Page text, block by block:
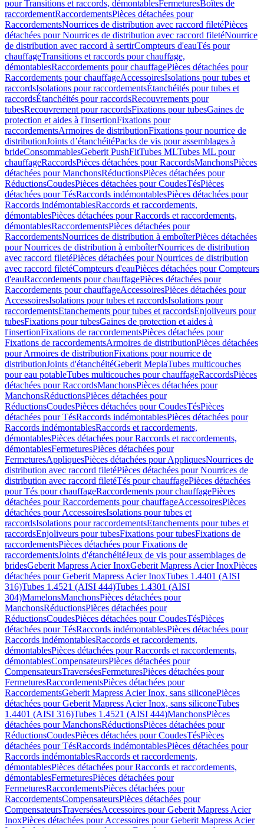
pour Transitions et raccords, démontablesFermeturesBoîtes de
raccordementRaccordementsPièces détachées pour
RaccordementsNourrices de distribution avec raccord filetéPièces
détachées pour Nourrices de distribution avec raccord filetéNourrice
de distribution avec raccord à sertirCompteurs d'eauTés pour
chauffageTransitions et raccords pour chauffage,
démontablesRaccordements pour chauffagePièces détachées pour
Raccordements pour chauffageAccessoiresIsolations pour tubes et
raccordsIsolations pour raccordementsÉtanchéités pour tubes et
raccordsÉtanchéités pour raccordsRecouvrements pour
tubesRecouvrement pour raccordsFixations pour tubesGaines de
protection et aides à l'insertionFixations pour
raccordementsArmoires de distributionFixations pour nourrice de
distributionJoints d’étanchéitéPacks de vis pour assemblages à
brideConsommablesGeberit PushFitTubes MLTubes ML pour
chauffageRaccordsPièces détachées pour RaccordsManchonsPièces
détachées pour ManchonsRéductionsPièces détachées pour
RéductionsCoudesPièces détachées pour CoudesTésPièces
détachées pour TésRaccords indémontablesPièces détachées pour
Raccords indémontablesRaccords et raccordements,
démontablesPièces détachées pour Raccords et raccordements,
démontablesRaccordementsPièces détachées pour
RaccordementsNourrices de distribution à emboîterPièces détachées
pour Nourrices de distribution à emboîterNourrices de distribution
avec raccord filetéPièces détachées pour Nourrices de distribution
avec raccord filetéCompteurs d'eauPièces détachées pour Compteurs
d'eauRaccordements pour chauffagePièces détachées pour
Raccordements pour chauffageAccessoiresPièces détachées pour
AccessoiresIsolations pour tubes et raccordsIsolations pour
raccordementsEtanchements pour tubes et raccordsEnjoliveurs pour
tubesFixations pour tubesGaines de protection et aides à
l'insertionFixations de raccordementsPièces détachées pour
Fixations de raccordementsArmoires de distributionPièces détachées
pour Armoires de distributionFixations pour nourrice de
distributionJoints d'étanchéitéGeberit MeplaTubes multicouches
pour eau potableTubes multicouches pour chauffageRaccordsPièces
détachées pour RaccordsManchonsPièces détachées pour
ManchonsRéductionsPièces détachées pour
RéductionsCoudesPièces détachées pour CoudesTésPièces
détachées pour TésRaccords indémontablesPièces détachées pour
Raccords indémontablesRaccords et raccordements,
démontablesPièces détachées pour Raccords et raccordements,
démontablesFermeturesPièces détachées pour
FermeturesAppliquesPièces détachées pour AppliquesNourrices de
distribution avec raccord filetéPièces détachées pour Nourrices de
distribution avec raccord filetéTés pour chauffagePièces détachées
pour Tés pour chauffageRaccordements pour chauffagePièces
détachées pour Raccordements pour chauffageAccessoiresPièces
détachées pour AccessoiresIsolations pour tubes et
raccordsIsolations pour raccordementsEtanchements pour tubes et
raccordsEnjoliveurs pour tubesFixations pour tubesFixations de
raccordementsPièces détachées pour Fixations de
raccordementsJoints d'étanchéitéJeux de vis pour assemblages de
bridesGeberit Mapress Acier InoxGeberit Mapress Acier InoxPièces
détachées pour Geberit Mapress Acier InoxTubes 1.4401 (AISI
316)Tubes 1.4521 (AISI 444)Tubes 1.4301 (AISI
304)MamelonsManchonsPièces détachées pour
ManchonsRéductionsPièces détachées pour
RéductionsCoudesPièces détachées pour CoudesTésPièces
détachées pour TésRaccords indémontablesPièces détachées pour
Raccords indémontablesRaccords et raccordements,
démontablesPièces détachées pour Raccords et raccordements,
démontablesCompensateursPièces détachées pour
CompensateursTraverséesFermeturesPièces détachées pour
FermeturesRaccordementsPièces détachées pour
RaccordementsGeberit Mapress Acier Inox, sans siliconePièces
détachées pour Geberit Mapress Acier Inox, sans siliconeTubes
1.4401 (AISI 316)Tubes 1.4521 (AISI 444)ManchonsPièces
détachées pour ManchonsRéductionsPièces détachées pour
RéductionsCoudesPièces détachées pour CoudesTésPièces
détachées pour TésRaccords indémontablesPièces détachées pour
Raccords indémontablesRaccords et raccordements,
démontablesPièces détachées pour Raccords et raccordements,
démontablesFermeturesPièces détachées pour
FermeturesRaccordementsPièces détachées pour
RaccordementsCompensateursPièces détachées pour
CompensateursTraverséesAccessoires pour Geberit Mapress Acier
InoxPièces détachées pour Accessoires pour Geberit Mapress Acier